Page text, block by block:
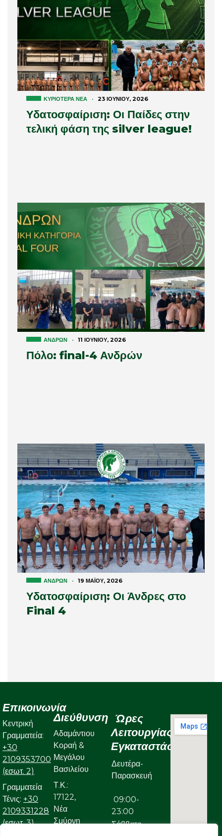
ΚΥΡΙΌΤΕΡΑ ΝΈΑ · 23 ΙΟΥΝΊΟΥ, 2026
Υδατοσφαίριση: Οι Παίδες στην
τελική φάση της silver league!
ΑΝΔΡΏΝ · 11 ΙΟΥΝΊΟΥ, 2026
Πόλο: final-4 Ανδρών
ΑΝΔΡΏΝ · 19 ΜΑΪ́ΟΥ, 2026
Υδατοσφαίριση: Οι Άνδρες στο
Final 4
Επικοινωνία
Κεντρική
Γραμματεία:
+30
2109353700
(εσωτ. 2)
Γραμματεία
Τένις: +30
2109331228
(εσωτ. 3)
Διεύθυνση
Αδαμάντιου
Κοραή &
Μεγάλου
Βασιλείου
Τ.Κ.:
17122,
Νέα
Σμύρνη
Ώρες
Λειτουργίας
Εγκαταστάσεων
Δευτέρα-
Παρασκευή
09:00-
23:00
Σάββατο